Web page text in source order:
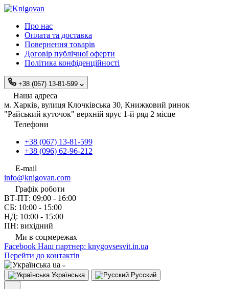
Про нас
Оплата та доставка
Повернення товарів
Договір публічної оферти
Політика конфіденційності
+38 (067) 13-81-599
Наша адреса
м. Харків, вулиця Клочківська 30, Книжковий ринок
"Райський куточок" верхній ярус 1-й ряд 2 місце
Телефони
+38 (067) 13-81-599
+38 (096) 62-96-212
E-mail
info@knigovan.com
Графік роботи
ВТ-ПТ: 09:00 - 16:00
СБ: 10:00 - 15:00
НД: 10:00 - 15:00
ПН: вихідний
Ми в соцмережах
Facebook Наш партнер: knygovsesvit.in.ua
Перейти до контактів
ua
Українська Русский